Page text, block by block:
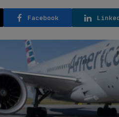
Facebook